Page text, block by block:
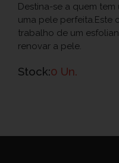
Destina-se a quem
uma pele perfeita.Este
trabalho de um
renovar a pele.
Stock:0 Un.